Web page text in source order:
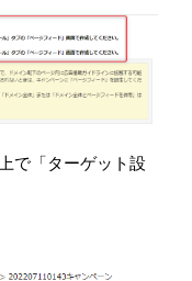
で「ターゲット設